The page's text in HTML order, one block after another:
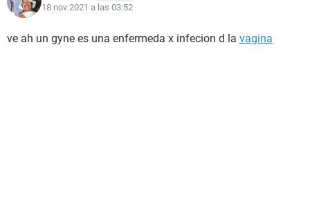
18 nov 2021 a las 03:52
ve ah un gyne es una enfermeda x infecion d la vagina